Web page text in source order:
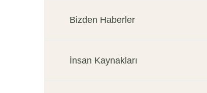
Bizden Haberler
İnsan Kaynakları